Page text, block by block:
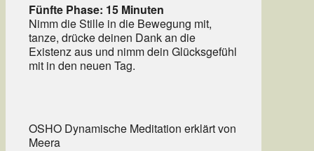
Fünfte Phase: 15 Minuten
Nimm die Stille in die Bewegung mit,
tanze, drücke deinen Dank an die
Existenz aus und nimm dein Glücksgefühl
mit in den neuen Tag.
OSHO Dynamische Meditation erklärt von
Meera